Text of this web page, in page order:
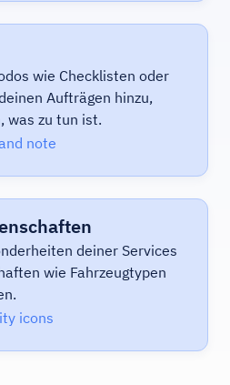
wie Checklisten oder
Aufträgen hinzu,
was zu tun ist.
deiner Services
wie Fahrzeugtypen